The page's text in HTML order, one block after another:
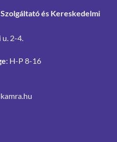
és Kereskedelmi
u. 2-4.
: H-P 8-16